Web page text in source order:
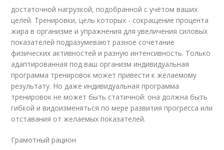
достаточной нагрузкой, подобранной с учётом ваших
целей. Тренировки, цель которых - сокращение процента
жира в организме и упражнения для увеличения силовых
показателей подразумевают разное сочетание
физических активностей и разную интенсивность. Только
адаптированная под ваш организм индивидуальная
программа тренировок может привести к желаемому
результату. Но даже индивидуальная программа
тренировок не может быть статичной: она должна быть
гибкой и видоизменяться по мере развития прогресса или
отставания от желаемых показателей.
Грамотный рацион